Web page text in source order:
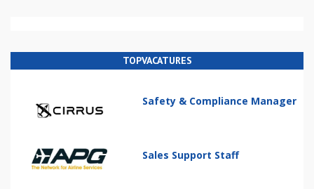
TOPVACATURES
Safety & Compliance Manager
Sales Support Staff